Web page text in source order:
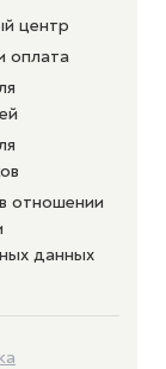
центр
оплата
отношении
данных